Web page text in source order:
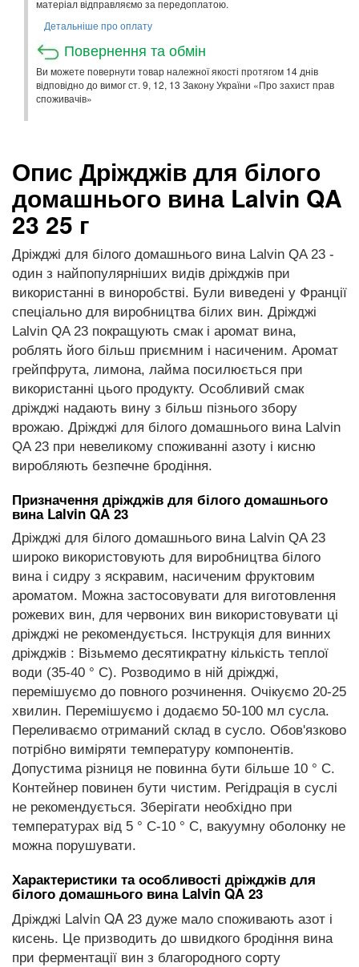
матеріал відправляємо за передоплатою.
Детальніше про оплату
Повернення та обмін
Ви можете повернути товар належної якості протягом 14 днів
відповідно до вимог ст. 9, 12, 13 Закону України «Про захист прав
споживачів»
Опис Дріжджів для білого
домашнього вина Lalvin QA
23 25 г
Дріжджі для білого домашнього вина Lalvin QA 23 -
один з найпопулярніших видів дріжджів при
використанні в виноробстві. Були виведені у Франції
спеціально для виробництва білих вин. Дріжджі
Lalvin QA 23 покращують смак і аромат вина,
роблять його більш приємним і насиченим. Аромат
грейпфрута, лимона, лайма посилюється при
використанні цього продукту. Особливий смак
дріжджі надають вину з більш пізнього збору
врожаю. Дріжджі для білого домашнього вина Lalvin
QA 23 при невеликому споживанні азоту і кисню
виробляють безпечне бродіння.
Призначення дріжджів для білого домашнього
вина Lalvin QA 23
Дріжджі для білого домашнього вина Lalvin QA 23
широко використовують для виробництва білого
вина і сидру з яскравим, насиченим фруктовим
ароматом. Можна застосовувати для виготовлення
рожевих вин, для червоних вин використовувати ці
дріжджі не рекомендується. Інструкція для винних
дріжджів : Візьмемо десятикратну кількість теплої
води (35-40 ° C). Розводимо в ній дріжджі,
перемішуємо до повного розчинення. Очікуємо 20-25
хвилин. Перемішуємо і додаємо 50-100 мл сусла.
Переливаємо отриманий склад в сусло. Обов'язково
потрібно виміряти температуру компонентів.
Допустима різниця не повинна бути більше 10 ° C.
Контейнер повинен бути чистим. Регідрація в суслі
не рекомендується. Зберігати необхідно при
температурах від 5 ° C-10 ° C, вакуумну оболонку не
можна порушувати.
Характеристики та особливості дріжджів для
білого домашнього вина Lalvin QA 23
Дріжджі Lalvin QA 23 дуже мало споживають азот і
кисень. Це призводить до швидкого бродіння вина
при ферментації вин з благородного сорту